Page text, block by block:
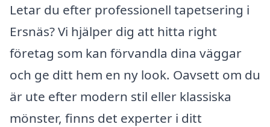
Letar du efter professionell tapetsering i
Ersnäs? Vi hjälper dig att hitta right
företag som kan förvandla dina väggar
och ge ditt hem en ny look. Oavsett om du
är ute efter modern stil eller klassiska
mönster, finns det experter i ditt